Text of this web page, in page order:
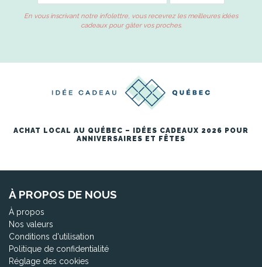
En vous inscrivant notre infolettre, vous recevrez les meilleures idées
cadeaux pour gâter vos proches.
ACHAT LOCAL AU QUÉBEC – IDÉES CADEAUX 2026 POUR
ANNIVERSAIRES ET FÊTES
À PROPOS DE NOUS
À propos
Nos valeurs
Conditions d'utilisation
Politique de confidentialité
Réglage des cookies